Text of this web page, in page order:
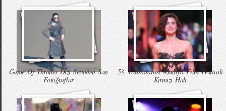
Game Of Thrones Dizi Setinden Son
Fotoğraflar
53. Uluslararası Antalya Film Festivali
Kırmızı Halı